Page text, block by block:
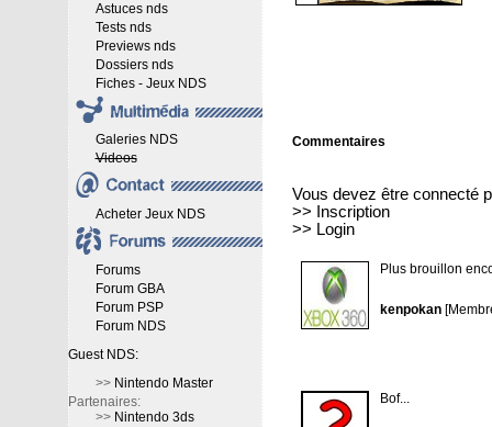
Astuces nds
Tests nds
Previews nds
Dossiers nds
Fiches - Jeux NDS
Galeries NDS
Videos
Acheter Jeux NDS
Forums
Forum GBA
Forum PSP
Forum NDS
Guest NDS:
>> Nintendo Master
Partenaires:
>> Nintendo 3ds
Commentaires
Vous devez être connecté
>>
Inscription
>> Login
Plus brouillon
kenpokan
Bof...